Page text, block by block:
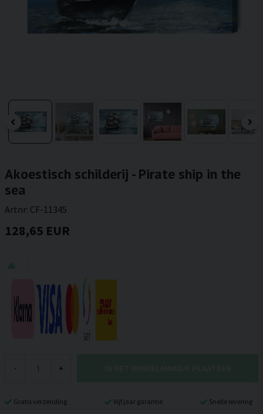
Akoestisch schilderij - Pirate ship in the
sea
Artnr: CF-11345
128,65 EUR
- +
Gratis verzending Vijf jaar garantie Snelle levering